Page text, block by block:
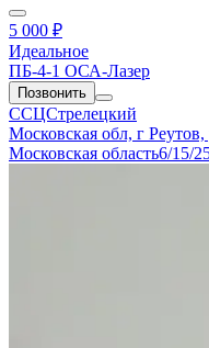
5 000 ₽
Идеальное
ПБ-4-1 ОСА-Лазер
Позвонить
ССЦСтрелецкий
Московская обл, г
Московская область6/15/